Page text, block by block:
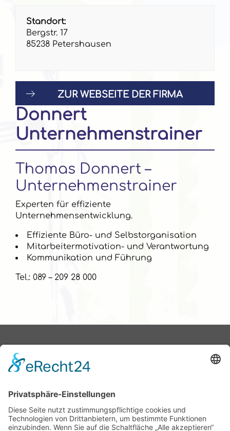
Standort:
Bergstr. 17
85238 Petershausen
ZUR WEBSEITE DER FIRMA
Donnert
Unternehmenstrainer
Thomas Donnert –
Unternehmenstrainer
Experten für effiziente
Unternehmensentwicklung.
Effiziente Büro- und Selbstorganisation
Mitarbeitermotivation- und Verantwortung
Kommunikation und Führung
Tel.: 089 – 209 28 000
Aubing ist in e.V.
Geschäftsleute und
Unternehmer aus
Aubing und
Umgebung. Wir haben